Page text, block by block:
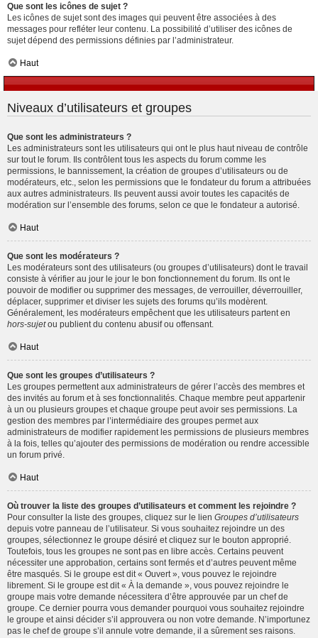
Que sont les icônes de sujet ?
Les icônes de sujet sont des images qui peuvent être associées à des
messages pour refléter leur contenu. La possibilité d’utiliser des icônes de
sujet dépend des permissions définies par l’administrateur.
Haut
Niveaux d’utilisateurs et groupes
Que sont les administrateurs ?
Les administrateurs sont les utilisateurs qui ont le plus haut niveau de contrôle
sur tout le forum. Ils contrôlent tous les aspects du forum comme les
permissions, le bannissement, la création de groupes d’utilisateurs ou de
modérateurs, etc., selon les permissions que le fondateur du forum a attribuées
aux autres administrateurs. Ils peuvent aussi avoir toutes les capacités de
modération sur l’ensemble des forums, selon ce que le fondateur a autorisé.
Haut
Que sont les modérateurs ?
Les modérateurs sont des utilisateurs (ou groupes d’utilisateurs) dont le travail
consiste à vérifier au jour le jour le bon fonctionnement du forum. Ils ont le
pouvoir de modifier ou supprimer des messages, de verrouiller, déverrouiller,
déplacer, supprimer et diviser les sujets des forums qu’ils modèrent.
Généralement, les modérateurs empêchent que les utilisateurs partent en
hors-sujetou publient du contenu abusif ou offensant.
Haut
Que sont les groupes d’utilisateurs ?
Les groupes permettent aux administrateurs de gérer l’accès des membres et
des invités au forum et à ses fonctionnalités. Chaque membre peut appartenir
à un ou plusieurs groupes et chaque groupe peut avoir ses permissions. La
gestion des membres par l’intermédiaire des groupes permet aux
administrateurs de modifier rapidement les permissions de plusieurs membres
à la fois, telles qu’ajouter des permissions de modération ou rendre accessible
un forum privé.
Haut
Où trouver la liste des groupes d’utilisateurs et comment les rejoindre ?
Pour consulter la liste des groupes, cliquez sur le lien Groupes d’utilisateurs
depuis votre panneau de l’utilisateur. Si vous souhaitez rejoindre un des
groupes, sélectionnez le groupe désiré et cliquez sur le bouton approprié.
Toutefois, tous les groupes ne sont pas en libre accès. Certains peuvent
nécessiter une approbation, certains sont fermés et d’autres peuvent même
être masqués. Si le groupe est dit « Ouvert », vous pouvez le rejoindre
librement. Si le groupe est dit « À la demande », vous pouvez rejoindre le
groupe mais votre demande nécessitera d’être approuvée par un chef de
groupe. Ce dernier pourra vous demander pourquoi vous souhaitez rejoindre
le groupe et ainsi décider s’il approuvera ou non votre demande. N’importunez
pas le chef de groupe s’il annule votre demande, il a sûrement ses raisons.